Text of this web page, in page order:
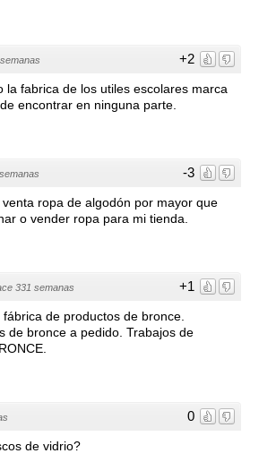
+2
la fabrica de los utiles escolares marca
encontrar en ninguna parte.
-3
ropa de algodón por mayor que
o vender ropa para mi tienda.
+1
331 semanas
de productos de bronce.
de bronce a pedido. Trabajos de
0
de vidrio?